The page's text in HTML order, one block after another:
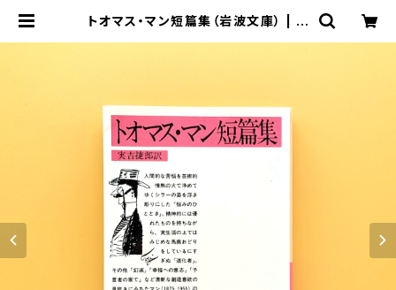
トオマス・マン短篇集（岩波文庫） | ま